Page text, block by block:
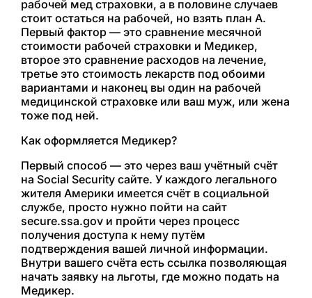
рабочей мед страховки, а в половине случаев
стоит остаться на рабочей, но взять план А.
Первый фактор — это сравнение месячной
стоимости рабочей страховки и Медикер,
второе это сравнение расходов на лечение,
третье это стоимость лекарств под обоими
вариантами и наконец вы один на рабочей
медицинской страховке или ваш муж, или жена
тоже под ней.
Как оформляется Медикер?
Первый способ — это через ваш учётный счёт
на Social Security сайте. У каждого легального
жителя Америки имеется счёт в социальной
службе, просто нужно пойти на сайт
secure.ssa.gov и пройти через процесс
получения доступа к нему путём
подтверждения вашей личной информации.
Внутри вашего счёта есть ссылка позволяющая
начать заявку на льготы, где можно подать на
Медикер.